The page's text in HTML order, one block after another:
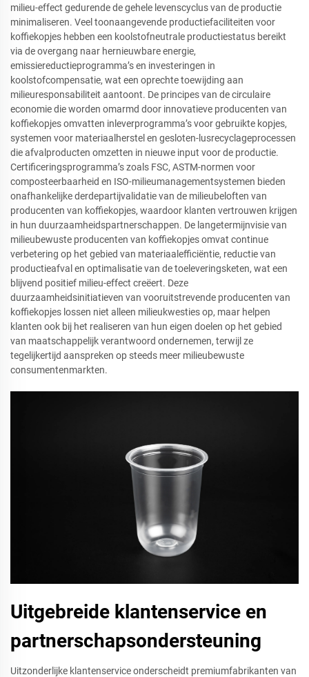
milieu-effect gedurende de gehele levenscyclus van de productie
minimaliseren. Veel toonaangevende productiefaciliteiten voor
koffiekopjes hebben een koolstofneutrale productiestatus bereikt
via de overgang naar hernieuwbare energie,
emissiereductieprogramma’s en investeringen in
koolstofcompensatie, wat een oprechte toewijding aan
milieuresponsabiliteit aantoont. De principes van de circulaire
economie die worden omarmd door innovatieve producenten van
koffiekopjes omvatten inleverprogramma’s voor gebruikte kopjes,
systemen voor materiaalherstel en gesloten-lusrecyclageprocessen
die afvalproducten omzetten in nieuwe input voor de productie.
Certificeringsprogramma’s zoals FSC, ASTM-normen voor
composteerbaarheid en ISO-milieumanagementsystemen bieden
onafhankelijke derdepartijvalidatie van de milieubeloften van
producenten van koffiekopjes, waardoor klanten vertrouwen krijgen
in hun duurzaamheidspartnerschappen. De langetermijnvisie van
milieubewuste producenten van koffiekopjes omvat continue
verbetering op het gebied van materiaalefficiëntie, reductie van
productieafval en optimalisatie van de toeleveringsketen, wat een
blijvend positief milieu-effect creëert. Deze
duurzaamheidsinitiatieven van vooruitstrevende producenten van
koffiekopjes lossen niet alleen milieukwesties op, maar helpen
klanten ook bij het realiseren van hun eigen doelen op het gebied
van maatschappelijk verantwoord ondernemen, terwijl ze
tegelijkertijd aanspreken op steeds meer milieubewuste
consumentenmarkten.
Uitgebreide klantenservice en
partnerschapsondersteuning
Uitzonderlijke klantenservice onderscheidt premiumfabrikanten van